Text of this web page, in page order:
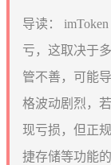
导读：
亏，这取决于
管不善，可能
格波动剧烈，
现亏损，但正
捷存储等功能